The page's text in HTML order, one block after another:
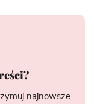
najnowsze